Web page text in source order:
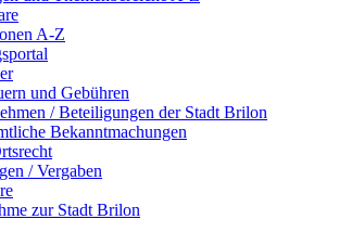
A-Z
und Gebühren
/ Beteiligungen der Stadt Brilon
Bekanntmachungen
/ Vergaben
zur Stadt Brilon